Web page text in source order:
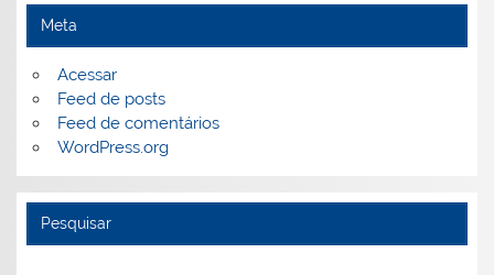
Meta
Acessar
Feed de posts
Feed de comentários
WordPress.org
Pesquisar